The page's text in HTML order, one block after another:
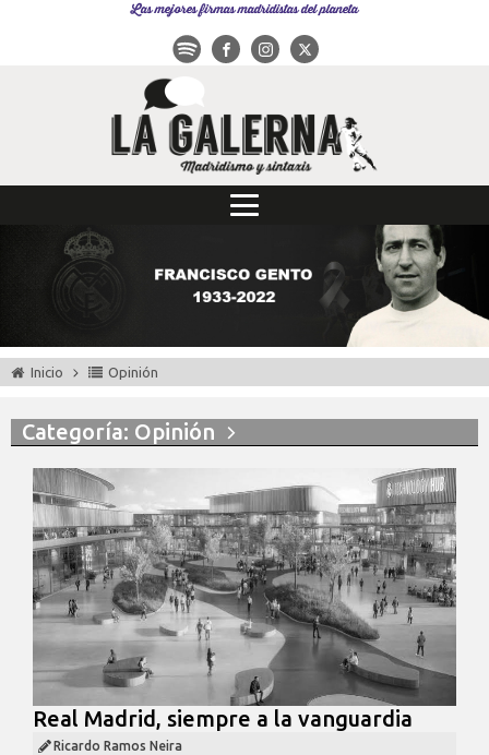
Las mejores firmas madridistas del planeta
Inicio Opinión
Categoría: Opinión
Real Madrid, siempre a la vanguardia
Ricardo Ramos Neira